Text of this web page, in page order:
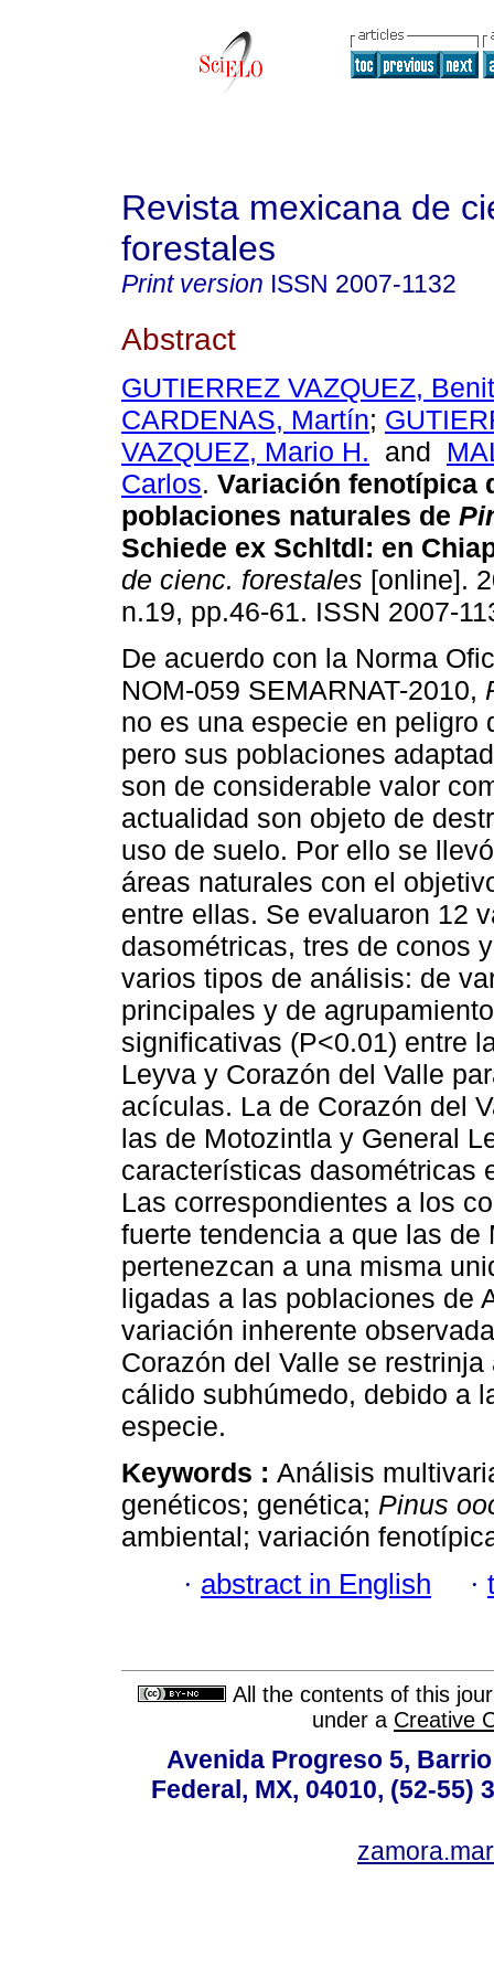
Revista mexicana de
forestales
Print version ISSN 2007-1132
Abstract
GUTIERREZ VAZQUEZ,
CARDENAS, Martín;
VAZQUEZ, Mario H. and
Carlos. Variación fenotípica
poblaciones naturales de
Schiede ex Schltdl: en
de cienc. forestales [online].
n.19, pp.46-61. ISSN 2007-
De acuerdo con la Norma
NOM-059 SEMARNAT-2010,
no es una especie en peligro
pero sus poblaciones
son de considerable valor
actualidad son objeto de
uso de suelo. Por ello se
áreas naturales con el
entre ellas. Se evaluaron 12
dasométricas, tres de conos
varios tipos de análisis: de
principales y de
significativas (P<0.01) entre
Leyva y Corazón del Valle
acículas. La de Corazón del
las de Motozintla y General
características dasométricas
Las correspondientes a los
fuerte tendencia a que las
pertenezcan a una misma
ligadas a las poblaciones de
variación inherente
Corazón del Valle se
cálido subhúmedo, debido a
especie.
Keywords : Análisis
genéticos; genética; Pinus
ambiental; variación
· abstract in English ·
All the contents of this
under a Creative
Avenida Progreso 5,
Federal, MX, 04010, (52-55)